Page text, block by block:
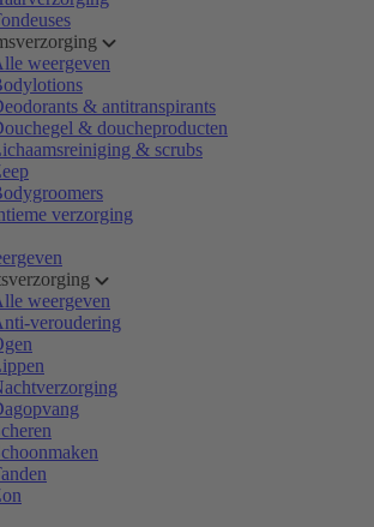
weergeven
& antitranspirants
& doucheproducten
& scrubs
verzorging
weergeven
veroudering